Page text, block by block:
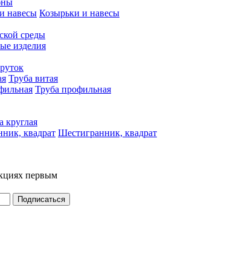
Козырьки и навесы
среды
изделия
Труба витая
Труба профильная
круглая
Шестигранник, квадрат
первым